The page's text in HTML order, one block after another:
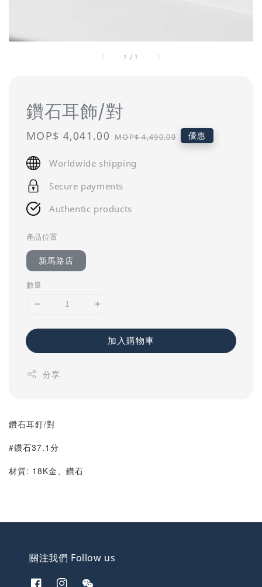
1 / 1
鑽石耳飾/對
Sale
MOP$ 4,041.00 Regular
MOP$ 4,490.00 優惠
Worldwide shipping
Secure payments
Authentic products
產品位置
新馬路店
數量
加入購物車
分享
鑽石耳釘/對
#鑽石37.1分
材質: 18K金、鑽石
關注我們 Follow us